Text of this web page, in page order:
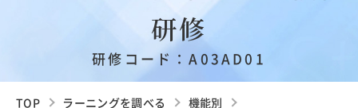
研修
研修コード：A03AD01
TOP ラーニングを調べる
機能別